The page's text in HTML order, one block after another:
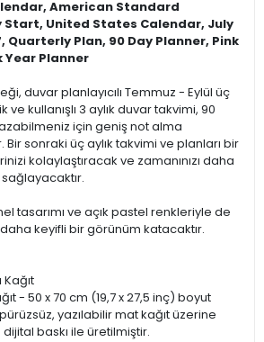
American Standard
Start, United States Calendar, July
Quarterly Plan, 90 Day Planner, Pink
Year Planner
duvar planlayıcılı Temmuz - Eylül üç
ve kullanışlı 3 aylık duvar takvimi, 90
için geniş not alma
sonraki üç aylık takvimi ve planları bir
kolaylaştıracak ve zamanınızı daha
tasarımı ve açık pastel renkleriyle de
keyifli bir görünüm katacaktır.
Kağıt
- 50 x 70 cm (19,7 x 27,5 inç) boyut
yazılabilir mat kağıt üzerine
baskı ile üretilmiştir.